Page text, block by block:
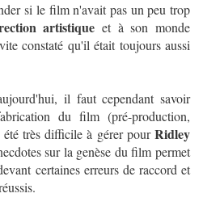
si le film n'avait pas un peu trop
artistique et à son monde
constaté qu'il était toujours aussi
il faut cependant savoir
du film (pré-production,
très difficile à gérer pourRidley
sur la genèse du film permet
certaines erreurs de raccord et